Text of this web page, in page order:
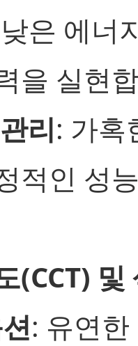
은 에너
을 실현
리: 가혹
적인 성
(CCT)
: 유연